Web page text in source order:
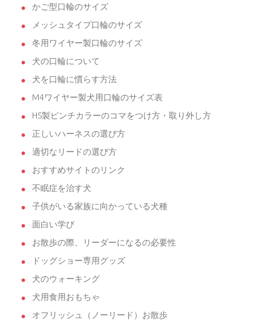
かご型口輪のサイズ
メッシュタイプ口輪のサイズ
冬用ワイヤー製口輪のサイズ
犬の口輪について
犬を口輪に慣らす方法
M4ワイヤー製犬用口輪のサイズ表
HS製ピンチカラーのコマをつけ方・取り外し方
正しいハーネスの選び方
適切なリードの選び方
おすすめサイトのリンク
不眠症を治す犬
子供がいる家族に向かっている犬種
面白い学び
お散歩の際、リーダーになるの必要性
ドッグショー専用グッズ
犬のウォーキング
犬用食用おもちゃ
オフリッシュ（ノーリード）お散歩